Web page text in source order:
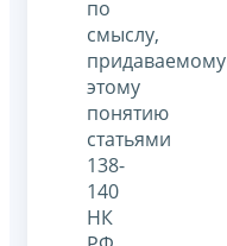
по
смыслу,
придаваемому
этому
понятию
статьями
138-
140
НК